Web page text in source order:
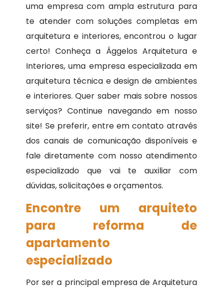
uma empresa com ampla estrutura para
te atender com soluções completas em
arquitetura e interiores, encontrou o lugar
certo! Conheça a Ággelos Arquitetura e
Interiores, uma empresa especializada em
arquitetura técnica e design de ambientes
e interiores. Quer saber mais sobre nossos
serviços? Continue navegando em nosso
site! Se preferir, entre em contato através
dos canais de comunicação disponíveis e
fale diretamente com nosso atendimento
especializado que vai te auxiliar com
dúvidas, solicitações e orçamentos.
Encontre um arquiteto
para reforma de
apartamento
especializado
Por ser a principal empresa de Arquitetura